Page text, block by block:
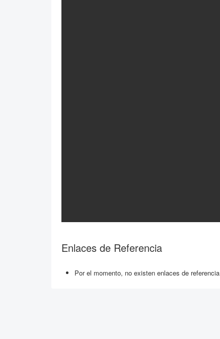
Enlaces de Referencia
Por el momento, no existen enlaces de referencia